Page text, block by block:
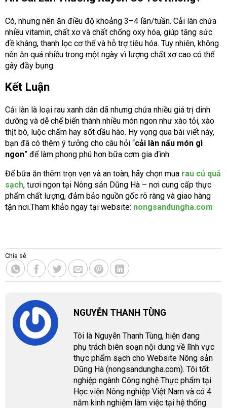
Có, nhưng nên ăn điều độ khoảng 3–4 lần/tuần. Cải làn chứa
nhiều vitamin, chất xơ và chất chống oxy hóa, giúp tăng sức
đề kháng, thanh lọc cơ thể và hỗ trợ tiêu hóa. Tuy nhiên, không
nên ăn quá nhiều trong một ngày vì lượng chất xơ cao có thể
gây đầy bụng.
Kết Luận
Cải làn là loại rau xanh dân dã nhưng chứa nhiều giá trị dinh
dưỡng và dễ chế biến thành nhiều món ngon như xào tỏi, xào
thịt bò, luộc chấm hay sốt dầu hào. Hy vọng qua bài viết này,
bạn đã có thêm ý tưởng cho câu hỏi “cải làn nấu món gì
ngon” để làm phong phú hơn bữa cơm gia đình.
Để bữa ăn thêm trọn vẹn và an toàn, hãy chọn mua rau củ quả
sạch, tươi ngon tại Nông sản Dũng Hà – nơi cung cấp thực
phẩm chất lượng, đảm bảo nguồn gốc rõ ràng và giao hàng
tận nơi.Tham khảo ngay tại website: nongsandungha.com
Chia sẻ
NGUYỄN THANH TÙNG
Tôi là Nguyễn Thanh Tùng, hiện đang
phụ trách biên soạn nội dung về lĩnh vực
thực phẩm sạch cho Website Nông sản
Dũng Hà (nongsandungha.com). Tôi tốt
nghiệp ngành Công nghệ Thực phẩm tại
Học viện Nông nghiệp Việt Nam và có 4
năm kinh nghiệm làm việc tại hệ thống